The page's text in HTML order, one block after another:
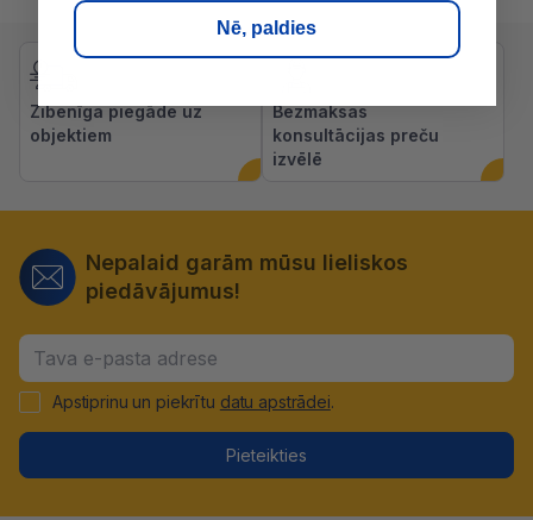
Zibenīga piegāde uz
objektiem
Bezmaksas
konsultācijas preču
izvēlē
Nepalaid garām mūsu lieliskos
piedāvājumus!
Apstiprinu un piekrītu datu apstrādei.
Pieteikties
Nē, paldies